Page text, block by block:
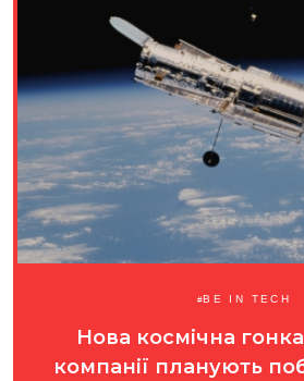
BE IN TECH
Нова космічна
компанії планують